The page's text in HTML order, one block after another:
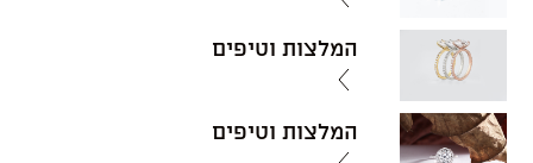
המלצות וטיפים
המלצות וטיפים